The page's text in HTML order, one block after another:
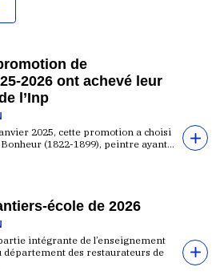
de
2026 ont achevé leur
l’Inp
2025, cette promotion a choisi
(1822-1899), peintre ayant…
école de 2026
intégrante de l’enseignement
des restaurateurs de